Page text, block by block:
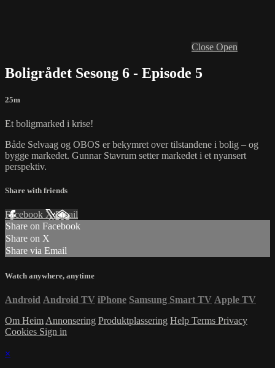
Close Open
Boligrådet Sesong 6 - Episode 5
25m
Et boligmarked i krise!
Både Selvaag og OBOS er bekymret over tilstandene i bolig – og
bygge markedet. Gunnar Stavrum setter markedet i et nyansert
perspektiv.
Share with friends
Facebook XEmail
Share on Facebook
Share on X
Share via Email
Watch anywhere, anytime
Android Android TV iPhone Samsung Smart TV Apple TV
Om Heim Annonsering Produktplassering Help Terms Privacy
Cookies Sign in
×